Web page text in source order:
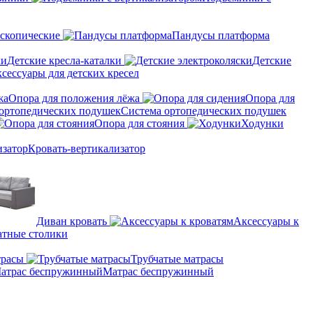
Пандусы платформа
Детские кресла-каталки
Детские
для детских кресел
Опора для положения лёжа
Опора для
Система ортопедических подушек
Опора для стояния
Ходунки
Кровать-вертикализатор
Диван кровать
Аксессуары к
столики
Трубчатые матрасы
Матрас беспружинный